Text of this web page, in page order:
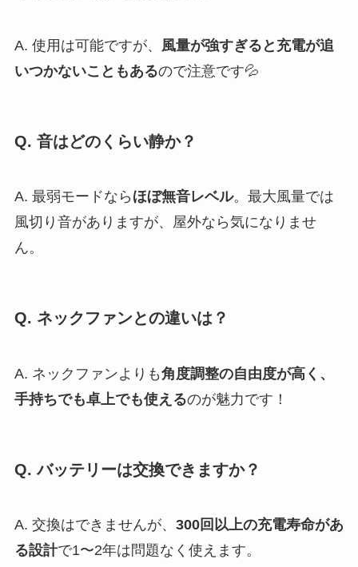
A. 使用は可能ですが、
風量が強すぎると充電が追
いつかないこともあるので注意です💦
Q. 音はどのくらい静か？
A. 最弱モードなら ほぼ無音レベル。最大風量では
風切り音がありますが、屋外なら気になりませ
ん。
Q. ネックファンとの違いは？
A. ネックファンよりも角度調整の自由度が高く、
手持ちでも卓上でも使えるのが魅力です！
Q. バッテリーは交換できますか？
A. 交換はできませんが、 300回以上の充電寿命があ
る設計で1〜2年は問題なく使えます。